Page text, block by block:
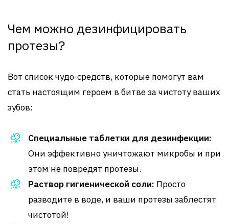
Чем можно дезинфицировать
протезы?
Вот список чудо-средств, которые помогут вам
стать настоящим героем в битве за чистоту ваших
зубов:
Специальные таблетки для дезинфекции:
Они эффективно уничтожают микробы и при
этом не повредят протезы.
Раствор гигиенической соли: Просто
разводите в воде, и ваши протезы заблестят
чистотой!